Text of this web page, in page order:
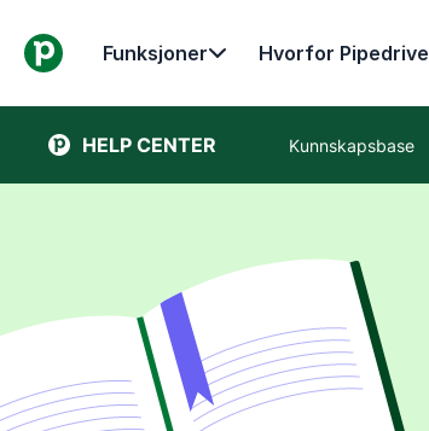
Funksjoner Hvorfor Pipedrive
HELP CENTER Kunnskapsbase